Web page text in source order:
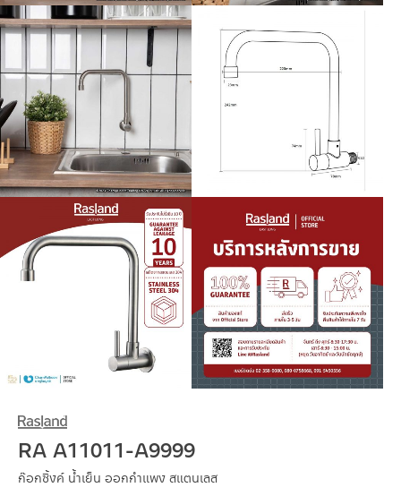
RA A11011-A9999
ก๊อกซิ้งค์ น้ำเย็น ออกกำแพง สแตนเลส